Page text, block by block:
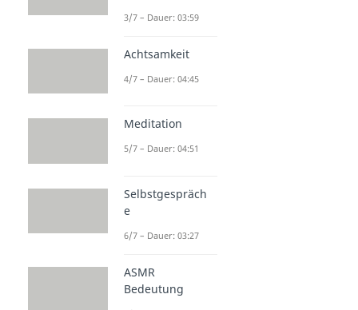
3/7 – Dauer: 03:59
Achtsamkeit
4/7 – Dauer: 04:45
Meditation
5/7 – Dauer: 04:51
Selbstgespräch
e
6/7 – Dauer: 03:27
ASMR
Bedeutung